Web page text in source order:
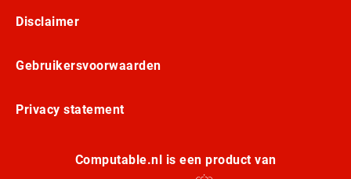
Disclaimer
Gebruikersvoorwaarden
Privacy statement
Computable.nl is een product van